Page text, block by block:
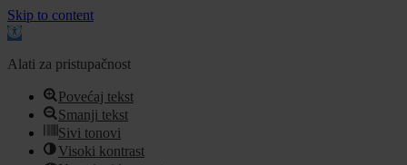
Skip to content
Open
Alati za pristupačnost
Povećaj tekst
Smanji tekst
Sivi tonovi
Visoki kontrast